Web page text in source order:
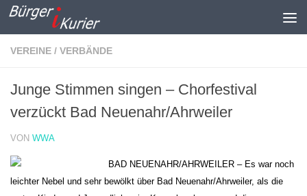
Zum Inhalt springen
VEREINE / VERBÄNDE
Junge Stimmen singen – Chorfestival
verzückt Bad Neuenahr/Ahrweiler
VON WWA
BAD NEUENAHR/AHRWEILER – Es war noch
leichter Nebel und sehr bewölkt über Bad Neuenahr/Ahrweiler, als die